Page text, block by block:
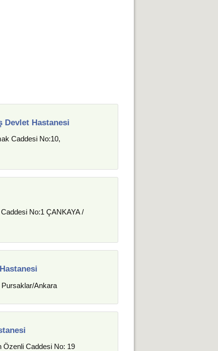
Devlet Hastanesi
Caddesi No:10,
No:1 ÇANKAYA /
Ankara
Özenli Caddesi No: 19